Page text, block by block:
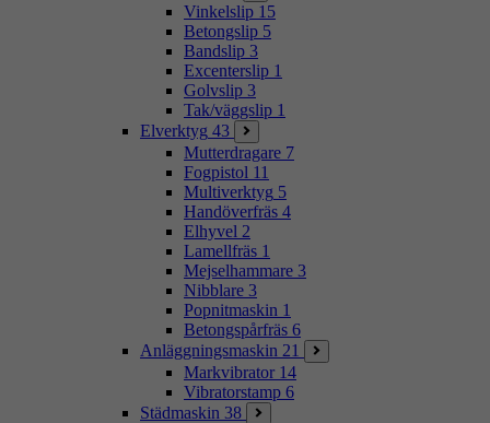
Vinkelslip 15
Betongslip 5
Bandslip 3
Excenterslip 1
Golvslip 3
Tak/väggslip 1
Elverktyg 43
Mutterdragare 7
Fogpistol 11
Multiverktyg 5
Handöverfräs 4
Elhyvel 2
Lamellfräs 1
Mejselhammare 3
Nibblare 3
Popnitmaskin 1
Betongspårfräs 6
Anläggningsmaskin 21
Markvibrator 14
Vibratorstamp 6
Städmaskin 38